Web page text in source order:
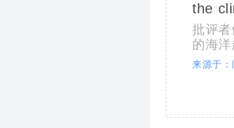
the
批评
的海
来源于